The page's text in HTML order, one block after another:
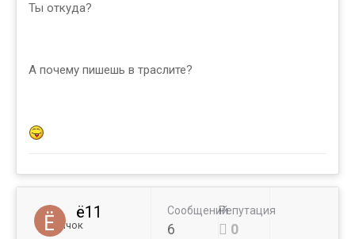
Ты откуда?
А почему пишешь в траслите?
ё11
Новичок
Сообщений
6
Репутация
0